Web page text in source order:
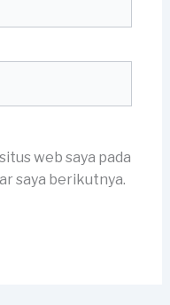
web saya pada
saya berikutnya.